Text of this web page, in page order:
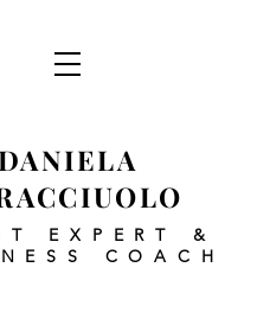
DANIELA
EXPERT &
COACH